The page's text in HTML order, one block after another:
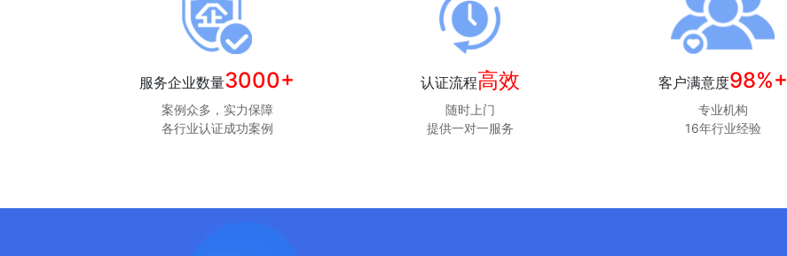
服务企业数量3000+
案例众多，实力保障
各行业认证成功案例
认证流程高效
随时上门
提供一对一服务
客户满意度98%+
专业机构
16年行业经验